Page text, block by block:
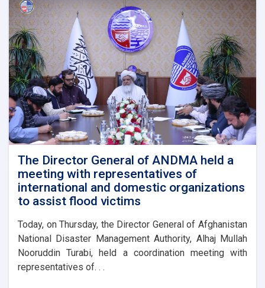
The Director General of ANDMA held a
meeting with representatives of
international and domestic organizations
to assist flood victims
Today, on Thursday, the Director General of Afghanistan
National Disaster Management Authority, Alhaj Mullah
Nooruddin Turabi, held a coordination meeting with
representatives of. . .